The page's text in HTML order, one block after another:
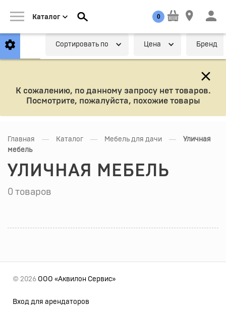
Каталог 0
Cортировать по Цена Бренд
К сожалению, по данному запросу нет товаров.
Посмотрите, пожалуйста, похожие товары
Главная — Каталог — Мебель для дачи —
Уличная
мебель
УЛИЧНАЯ МЕБЕЛЬ
0 товаров
© 2026 ООО «Аквилон Сервис»
Вход для арендаторов